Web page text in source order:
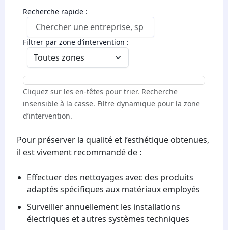
Recherche rapide :
Filtrer par zone d’intervention :
Cliquez sur les en-têtes pour trier. Recherche
insensible à la casse. Filtre dynamique pour la zone
d’intervention.
Pour préserver la qualité et l’esthétique obtenues,
il est vivement recommandé de :
Effectuer des nettoyages avec des produits
adaptés spécifiques aux matériaux employés
Surveiller annuellement les installations
électriques et autres systèmes techniques